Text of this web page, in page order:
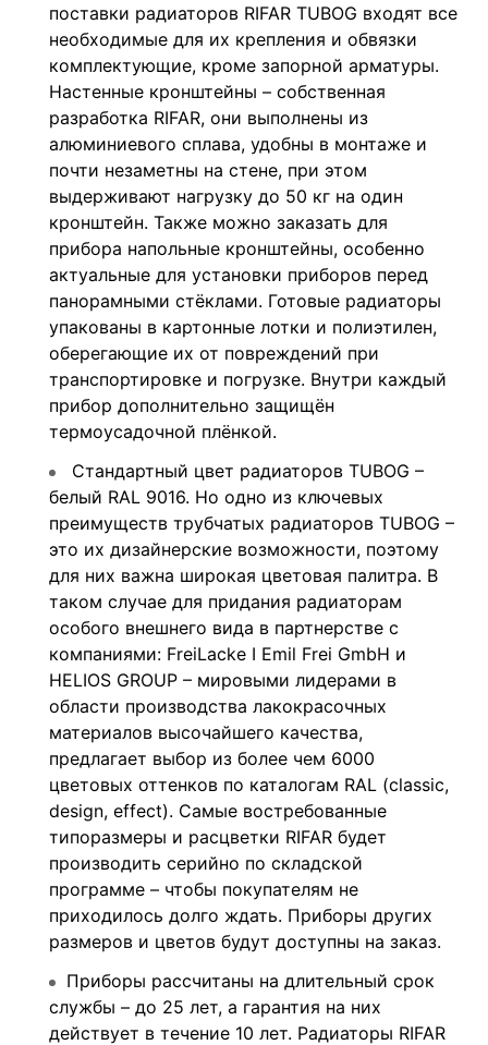
поставки радиаторов RIFAR TUBOG входят все
необходимые для их крепления и обвязки
комплектующие, кроме запорной арматуры.
Настенные кронштейны – собственная
разработка RIFAR, они выполнены из
алюминиевого сплава, удобны в монтаже и
почти незаметны на стене, при этом
выдерживают нагрузку до 50 кг на один
кронштейн. Также можно заказать для
прибора напольные кронштейны, особенно
актуальные для установки приборов перед
панорамными стёклами. Готовые радиаторы
упакованы в картонные лотки и полиэтилен,
оберегающие их от повреждений при
транспортировке и погрузке. Внутри каждый
прибор дополнительно защищён
термоусадочной плёнкой.
Стандартный цвет радиаторов TUBOG –
белый RAL 9016. Но одно из ключевых
преимуществ трубчатых радиаторов TUBOG –
это их дизайнерские возможности, поэтому
для них важна широкая цветовая палитра. В
таком случае для придания радиаторам
особого внешнего вида в партнерстве с
компаниями: FreiLacke I Emil Frei GmbH и
HELIOS GROUP – мировыми лидерами в
области производства лакокрасочных
материалов высочайшего качества,
предлагает выбор из более чем 6000
цветовых оттенков по каталогам RAL (classic,
design, effect). Самые востребованные
типоразмеры и расцветки RIFAR будет
производить серийно по складской
программе – чтобы покупателям не
приходилось долго ждать. Приборы других
размеров и цветов будут доступны на заказ.
Приборы рассчитаны на длительный срок
службы – до 25 лет, а гарантия на них
действует в течение 10 лет. Радиаторы RIFAR